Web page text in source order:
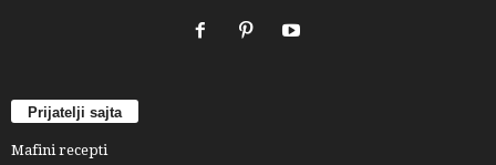
Prijatelji sajta
Mafini recepti